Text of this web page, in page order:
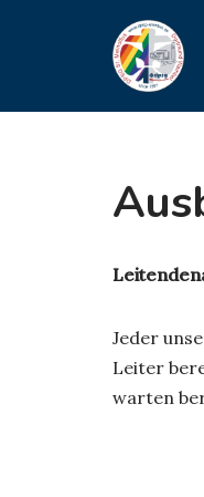
Jeder
Leiter
warten